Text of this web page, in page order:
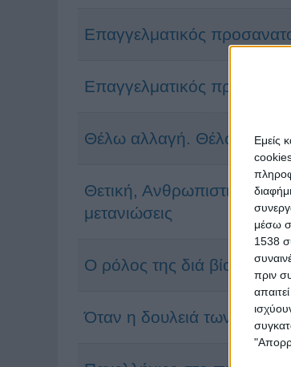
Εμείς
μέσω
1538
πριν
Επαγγελματικός
Επαγγελματικός
Θέλω αλλαγή. Θέλω άλλη
Θετική, Ανθρωπιστική ή
μετανιώσεις
Ο ρόλος της διά βίου
Όταν η δουλειά των